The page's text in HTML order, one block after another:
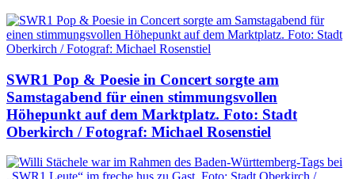
SWR1 Pop & Poesie in Concert sorgte am
Samstagabend für einen stimmungsvollen
Höhepunkt auf dem Marktplatz. Foto: Stadt
Oberkirch / Fotograf: Michael Rosenstiel